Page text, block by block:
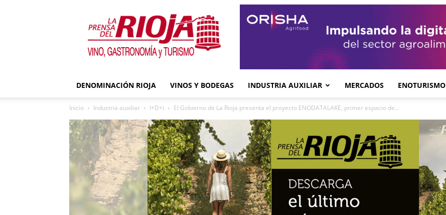
La
Prensa
del
Rioja
DENOMINACIÓN RIOJA VINOS Y BODEGAS INDUSTRIA AUXILIAR MERCADOS ENOTURISMO
Inicio Industria auxiliar I+D+i El Gobierno de La Rioja presenta el proyecto ENODATALAKE, primer espacio de...